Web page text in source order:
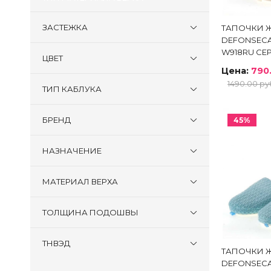
ЗАСТЕЖКА
ЦВЕТ
ТИП КАБЛУКА
БРЕНД
НАЗНАЧЕНИЕ
МАТЕРИАЛ ВЕРХА
ТОЛЩИНА ПОДОШВЫ
ТНВЭД
ТАПОЧКИ
W918RU
Цена:
1490.00
45%
ТАПОЧКИ